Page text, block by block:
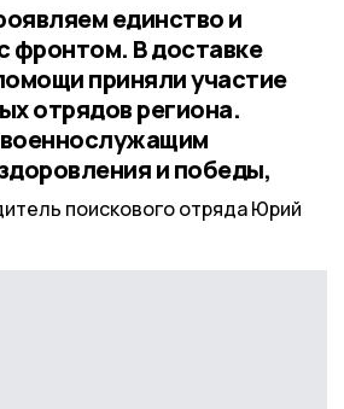
единство и
фронтом. В доставке
приняли участие
отрядов региона.
и победы,
поискового отряда Юрий